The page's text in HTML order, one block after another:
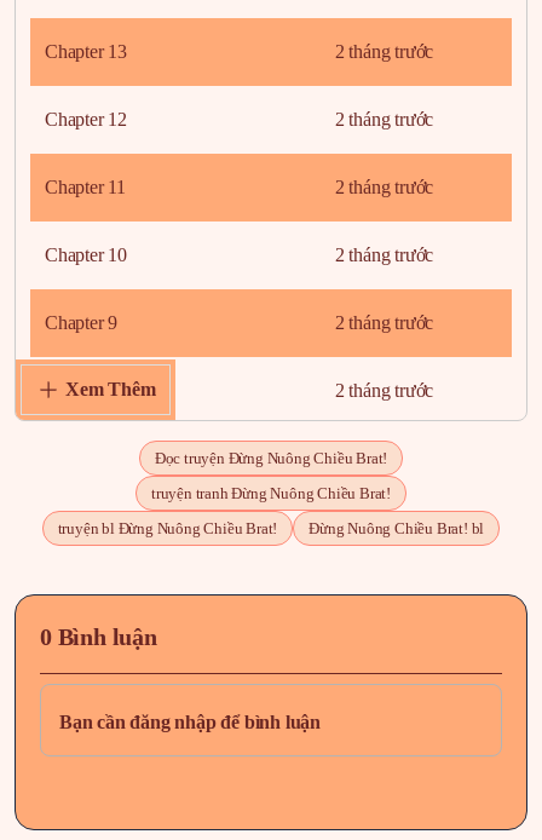
Chapter 13 2 tháng trước
Chapter 12 2 tháng trước
Chapter 11 2 tháng trước
Chapter 10 2 tháng trước
Chapter 9 2 tháng trước
Chapter 8 2 tháng trước
2 tháng trước
Chapter 6 2 tháng trước
Chapter 5 2 tháng trước
Chapter 3
Xem Thêm
Đọc truyện Đừng Nuông Chiều Brat!
truyện tranh Đừng Nuông Chiều Brat!
truyện bl Đừng Nuông Chiều Brat!
Đừng Nuông Chiều Brat! bl
0 Bình luận
Bạn cần đăng nhập để bình luận